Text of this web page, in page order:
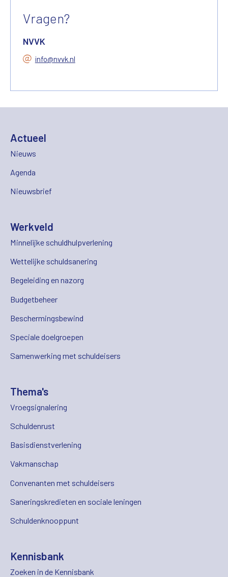
Vragen?
NVVK
info@nvvk.nl
Actueel
Nieuws
Agenda
Nieuwsbrief
Werkveld
Minnelijke schuldhulpverlening
Wettelijke schuldsanering
Begeleiding en nazorg
Budgetbeheer
Beschermingsbewind
Speciale doelgroepen
Samenwerking met schuldeisers
Thema's
Vroegsignalering
Schuldenrust
Basisdienstverlening
Vakmanschap
Convenanten met schuldeisers
Saneringskredieten en sociale leningen
Schuldenknooppunt
Kennisbank
Zoeken in de Kennisbank